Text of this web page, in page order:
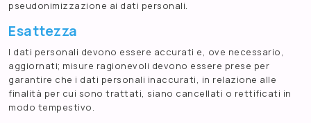
pseudonimizzazione ai dati personali.
Esattezza
I dati personali devono essere accurati e, ove necessario,
aggiornati; misure ragionevoli devono essere prese per
garantire che i dati personali inaccurati, in relazione alle
finalità per cui sono trattati, siano cancellati o rettificati in
modo tempestivo.